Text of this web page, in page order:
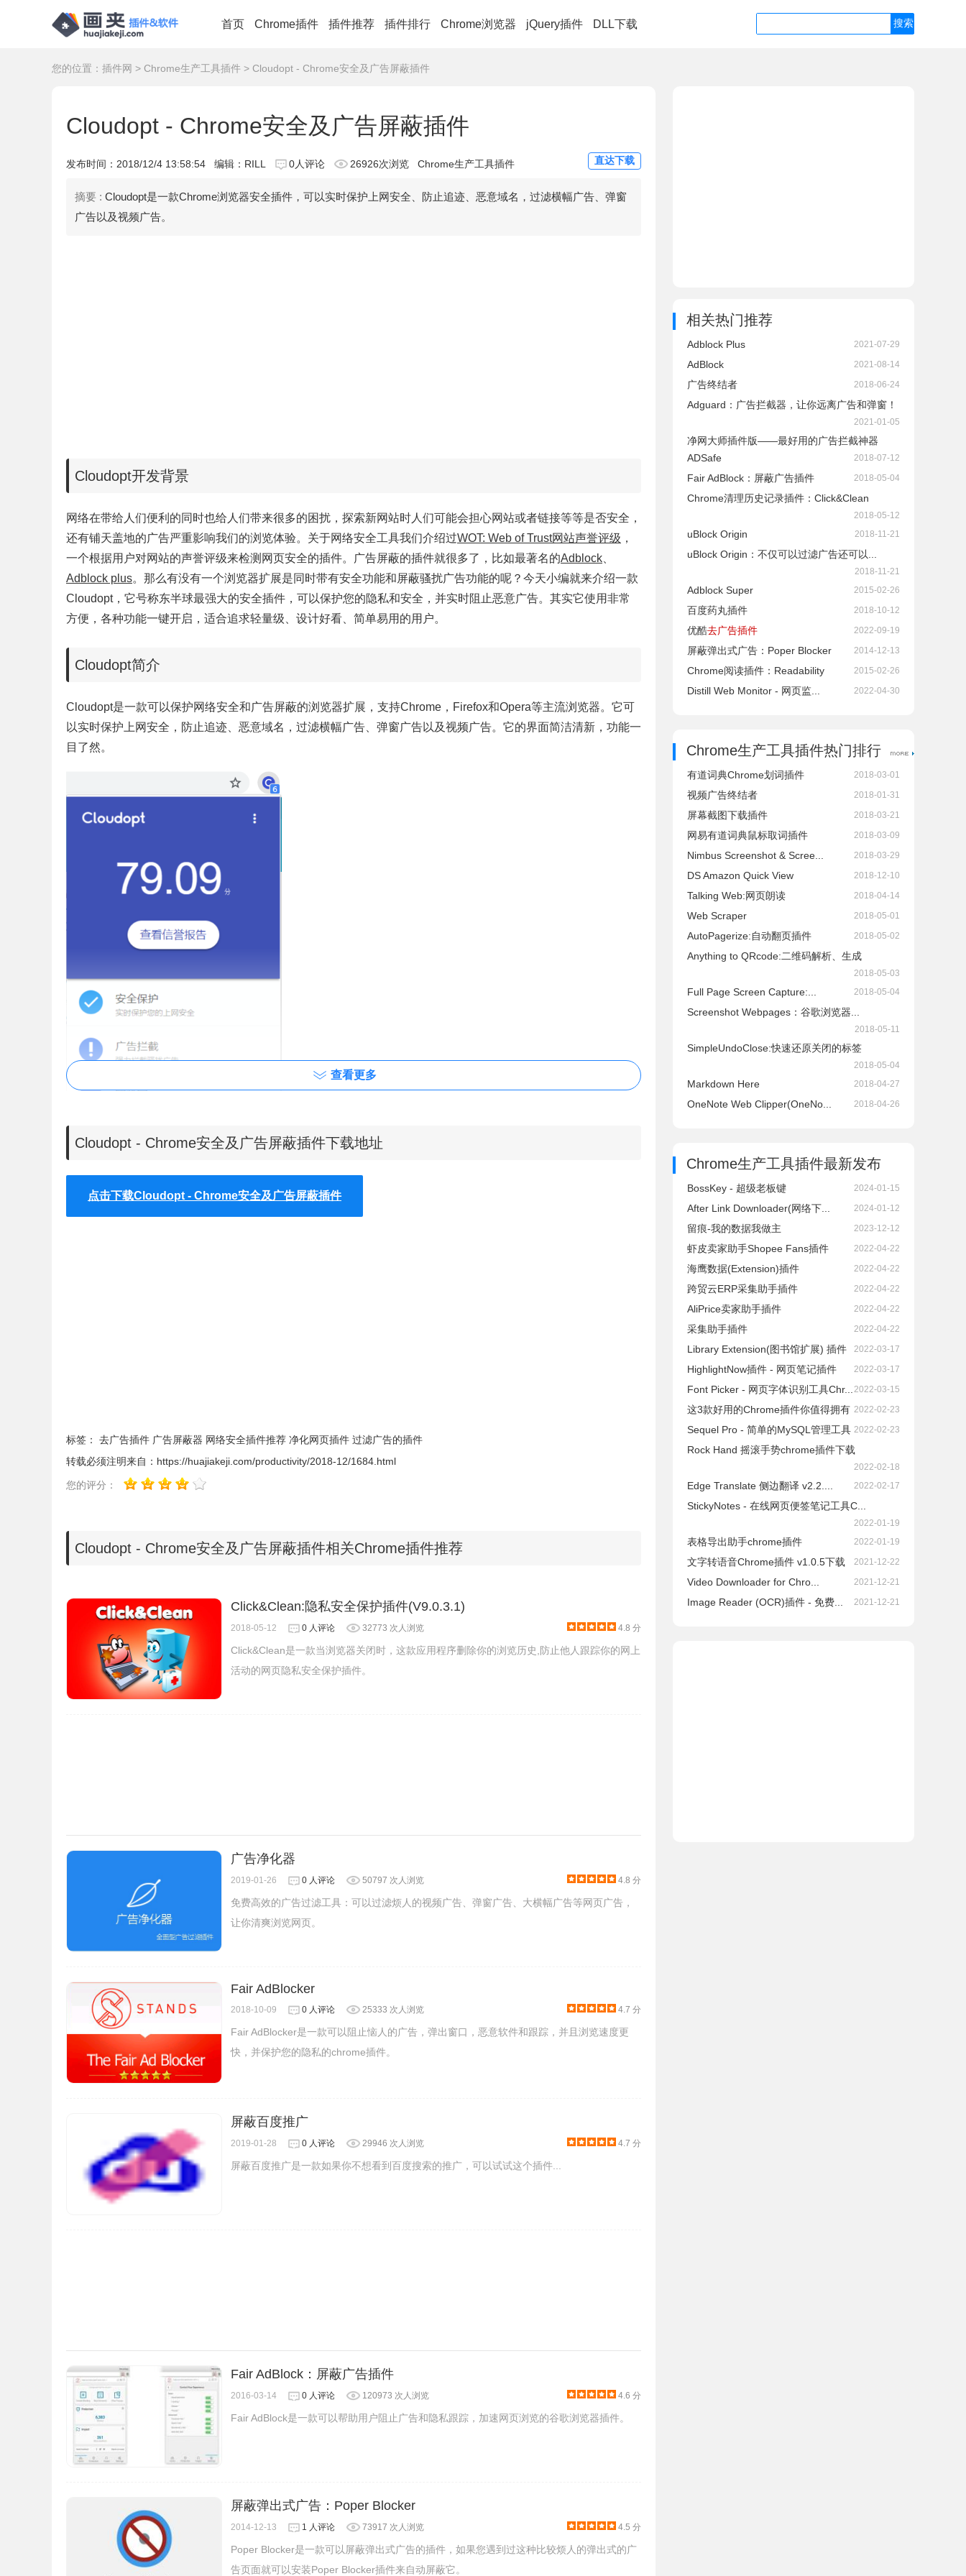
首页 Chrome插件 插件推荐 插件排行 Chrome浏览器 jQuery插件 DLL下载
您的位置： 插件网 > Chrome生产工具插件 > Cloudopt - Chrome安全及广告屏蔽插件
Cloudopt - Chrome安全及广告屏蔽插件
发布时间： 2018/12/4 13:58:54 编辑：RILL 0人评论 26926次浏览 Chrome生产工具插件 直达下载
摘要 : Cloudopt是一款Chrome浏览器安全插件，可以实时保护上网安全、防止追迹、恶意域名，过滤横幅广告、弹窗
广告以及视频广告。
Cloudopt开发背景
网络在带给人们便利的同时也给人们带来很多的困扰，探索新网站时人们可能会担心网站或者链接等等是否安全，
还有铺天盖地的广告严重影响我们的浏览体验。关于网络安全工具我们介绍过WOT: Web of Trust网站声誉评级 ，
一个根据用户对网站的声誉评级来检测网页安全的插件。广告屏蔽的插件就很多了，比如最著名的Adblock
Adblock plus。那么有没有一个浏览器扩展是同时带有安全功能和屏蔽骚扰广告功能的呢？今天小编就来介绍一款
Cloudopt，它号称东半球最强大的安全插件，可以保护您的隐私和安全，并实时阻止恶意广告。其实它使用非常
方便，各种功能一键开启，适合追求轻量级、设计好看、简单易用的用户。
Cloudopt简介
Cloudopt是一款可以保护网络安全和广告屏蔽的浏览器扩展，支持Chrome，Firefox和Opera等主流浏览器。它可
以实时保护上网安全，防止追迹、恶意域名，过滤横幅广告、弹窗广告以及视频广告。它的界面简洁清新，功能一
目了然。
Cloudopt的功能：
以参考chrome 67版本后无法拖拽离线安装CRX格式插件的解决方法。
2、下载Cloudopt的crx文件后，打开Chrome的扩展页面（chrome：// extensions /或按Chrome菜单图标>更多工具
>扩展程序查找），然后拖放 crx文件到扩展页面安装它；
3、点击“添加拓展程序”完成安装。
4、开启页面如简介中图片所示，点击其中的功能进入设置界面。
查看更多
Cloudopt - Chrome安全及广告屏蔽插件下载地址
点击下载Cloudopt - Chrome安全及广告屏蔽插件
标签： 去广告插件 广告屏蔽器 网络安全插件推荐 净化网页插件 过滤广告的插件
转载必须注明来自： https://huajiakeji.com/productivity/2018-12/1684.html
您的评分：
Cloudopt - Chrome安全及广告屏蔽插件相关Chrome插件推荐
Click&Clean:隐私安全保护插件(V9.0.3.1)
2018-05-12 0 人评论 32773 次人浏览 4.8 分
Click&Clean是一款当浏览器关闭时，这款应用程序删除你的浏览历史,防止他人跟踪你的网上
活动的网页隐私安全保护插件。
广告净化器
2019-01-26 0 人评论 50797 次人浏览 4.8 分
免费高效的广告过滤工具：可以过滤烦人的视频广告、弹窗广告、大横幅广告等网页广告，
让你清爽浏览网页。
Fair AdBlocker
2018-10-09 0 人评论 25333 次人浏览 4.7 分
Fair AdBlocker是一款可以阻止恼人的广告，弹出窗口，恶意软件和跟踪，并且浏览速度更
快，并保护您的隐私的chrome插件。
屏蔽百度推广
2019-01-28 0 人评论 29946 次人浏览 4.7 分
屏蔽百度推广是一款如果你不想看到百度搜索的推广，可以试试这个插件...
Fair AdBlock：屏蔽广告插件
2016-03-14 0 人评论 120973 次人浏览 4.6 分
Fair AdBlock是一款可以帮助用户阻止广告和隐私跟踪，加速网页浏览的谷歌浏览器插件。
屏蔽弹出式广告：Poper Blocker
2014-12-13 1 人评论 73917 次人浏览 4.5 分
Poper Blocker是一款可以屏蔽弹出式广告的插件，如果您遇到过这种比较烦人的弹出式的广
告页面就可以安装Poper Blocker插件来自动屏蔽它。
相关热门推荐
Adblock Plus 2021-07-29
AdBlock 2021-08-14
广告终结者 2018-06-24
Adguard：广告拦截器，让你远离广告和弹窗！
2021-01-05
净网大师插件版——最好用的广告拦截神器
ADSafe
2018-07-12
Fair AdBlock：屏蔽广告插件 2018-05-04
Chrome清理历史记录插件：Click&Clean
2018-05-12
uBlock Origin 2018-11-21
uBlock Origin：不仅可以过滤广告还可以...
2018-11-21
Adblock Super 2015-02-26
百度药丸插件 2018-10-12
优酷去广告插件 2022-09-19
屏蔽弹出式广告：Poper Blocker 2014-12-13
Chrome阅读插件：Readability 2015-02-26
Distill Web Monitor - 网页监... 2022-04-30
Chrome生产工具插件热门排行
有道词典Chrome划词插件 2018-03-01
视频广告终结者 2018-01-31
屏幕截图下载插件 2018-03-21
网易有道词典鼠标取词插件 2018-03-09
Nimbus Screenshot & Scree... 2018-03-29
DS Amazon Quick View 2018-12-10
Talking Web:网页朗读 2018-04-14
Web Scraper 2018-05-01
AutoPagerize:自动翻页插件 2018-05-02
Anything to QRcode:二维码解析、生成
2018-05-03
Full Page Screen Capture:... 2018-05-04
Screenshot Webpages：谷歌浏览器...
2018-05-11
SimpleUndoClose:快速还原关闭的标签
2018-05-04
Markdown Here 2018-04-27
OneNote Web Clipper(OneNo... 2018-04-26
Chrome生产工具插件最新发布
BossKey - 超级老板键 2024-01-15
After Link Downloader(网络下... 2024-01-12
留痕-我的数据我做主 2023-12-12
虾皮卖家助手Shopee Fans插件 2022-04-22
海鹰数据(Extension)插件 2022-04-22
跨贸云ERP采集助手插件 2022-04-22
AliPrice卖家助手插件 2022-04-22
采集助手插件 2022-04-22
Library Extension(图书馆扩展) 插件 2022-03-17
HighlightNow插件 - 网页笔记插件 2022-03-17
Font Picker - 网页字体识别工具Chr... 2022-03-15
这3款好用的Chrome插件你值得拥有 2022-02-23
Sequel Pro - 简单的MySQL管理工具 2022-02-23
Rock Hand 摇滚手势chrome插件下载
2022-02-18
Edge Translate 侧边翻译 v2.2.... 2022-02-17
StickyNotes - 在线网页便签笔记工具C...
2022-01-19
表格导出助手chrome插件 2022-01-19
文字转语音Chrome插件 v1.0.5下载 2021-12-22
Video Downloader for Chro... 2021-12-21
Image Reader (OCR)插件 - 免费... 2021-12-21